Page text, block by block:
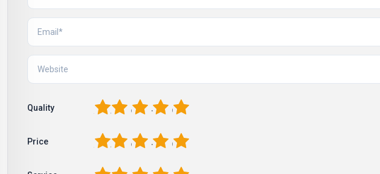
Quality 5
4
3
2
Price 5
4
3
2